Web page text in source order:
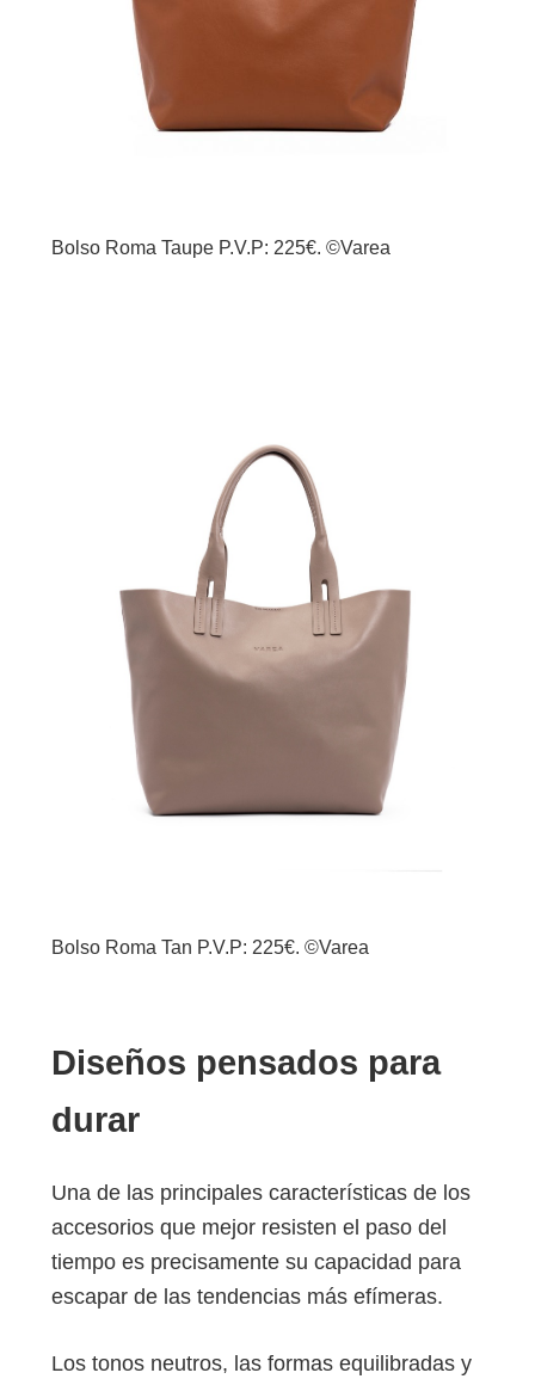
Bolso Roma Taupe P.V.P: 225€. ©Varea
Bolso Roma Tan P.V.P: 225€. ©Varea
Diseños pensados para
durar
Una de las principales características de los
accesorios que mejor resisten el paso del
tiempo es precisamente su capacidad para
escapar de las tendencias más efímeras.
Los tonos neutros, las formas equilibradas y